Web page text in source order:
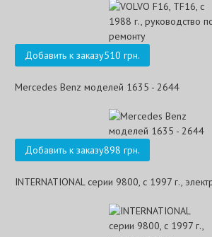
Добавить к заказу510 грн.
Mercedes Benz моделей 1635 - 2644
Добавить к заказу898 грн.
INTERNATIONAL серии 9800, с 1997 г.,